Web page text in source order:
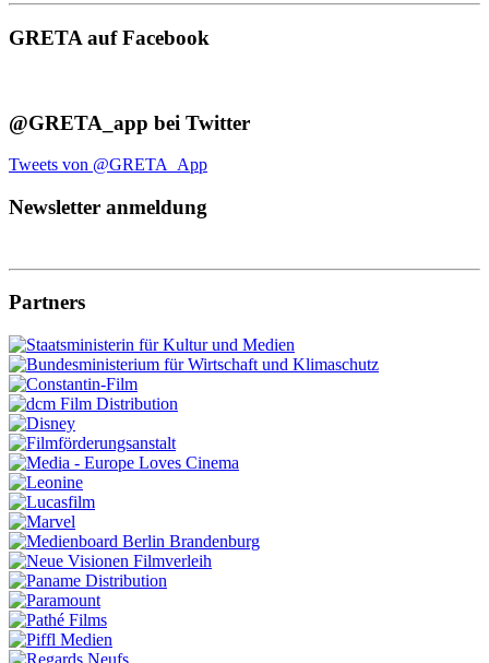
GRETA auf Facebook
@GRETA_app bei Twitter
Tweets von @GRETA_App
Newsletter anmeldung
Partners